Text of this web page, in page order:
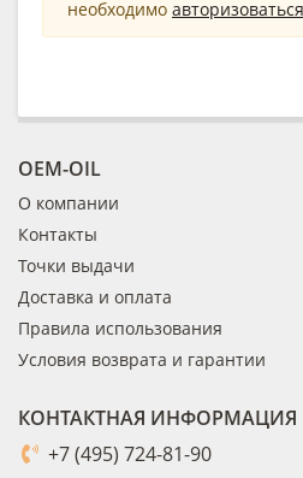
необходимо авторизоваться
OEM-OIL
О компании
Контакты
Точки выдачи
Доставка и оплата
Правила использования
Условия возврата и гарантии
КОНТАКТНАЯ ИНФОРМАЦИЯ
+7 (495) 724-81-90